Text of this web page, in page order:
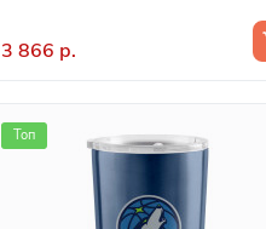
3 866 р.
Топ